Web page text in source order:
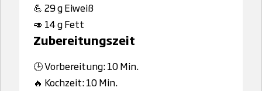
💪 29 g Eiweiß
🥑 14 g Fett
Zubereitungszeit
🕒 Vorbereitung: 10 Min.
🔥 Kochzeit: 10 Min.